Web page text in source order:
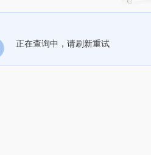
正在查询中，请刷新重试